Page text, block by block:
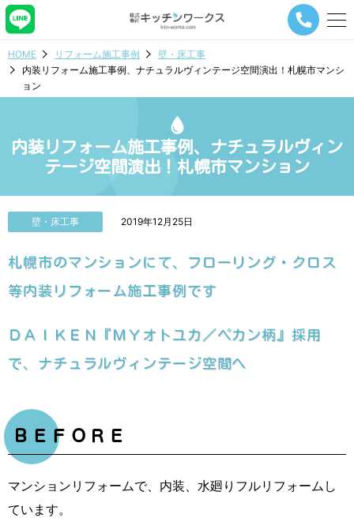
メ
ー
ビ
シ
ョ
タ
HOME リフォーム施工事例
壁・床工事
内装リフォーム施工事例、ナチュラルヴィンテージ空間演出！札幌市マンシ
ョン
内装リフォーム施工事例、ナチュラルヴィン
テージ空間演出！札幌市マンション
壁・床工事 2019年12月25日
札幌市のマンションにて、フローリング・クロス
等内装リフォーム施工事例です
ＤＡＩＫＥＮ『ＭＹオトユカ／ペカン柄』採用
で、ナチュラルヴィンテージ空間へ
ＢＥＦＯＲＥ
マンションリフォームで、内装、水廻りフルリフォームし
ています。